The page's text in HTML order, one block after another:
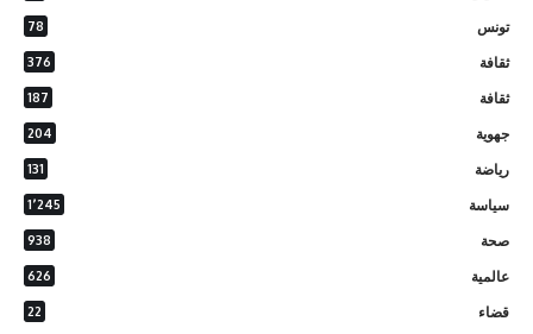
تونس 78
ثقافة 376
ثقافة 187
جهوية 204
رياضة 131
سياسة 1٬245
صحة 938
عالمية 626
قضاء 22